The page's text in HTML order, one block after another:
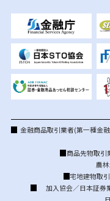
金融商品取引業者(第一種金
商品先物取引
農
宅地建物取
加入協会／日本証券